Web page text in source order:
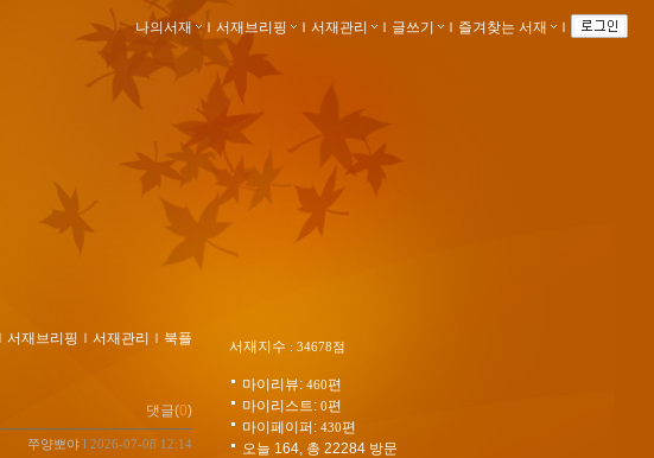
나의서재 ｌ 서재브리핑 ｌ 서재관리 ｌ 글쓰기 ｌ 즐겨찾는 서재 ｌ
ｌ 서재브리핑 ｌ 서재관리 ｌ 북플
댓글(0)
쭈양뽀야 l 2026-07-08 12:14
서재지수 : 34678점
마이리뷰: 460편
마이리스트: 0편
마이페이퍼: 430편
오늘 164, 총 22284 방문